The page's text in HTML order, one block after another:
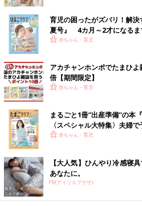
出典：Instagramアカウント「_nanami_126」
_nanami_126さんが購入したのは、たくさ
な、ミッキーのカジュアルコーデ。ミッキ
耳がついているのがとても可愛いですよね
の組み合わせなので、中に何を着ても可愛
実は上下ブラナンベアシリーズの
育児の困ったがズバリ！解
夏号』 4カ月～2才になるま
いっぱい！
赤ちゃん・育児
アカチャンホンポでたまひ
倍【期間限定】
赤ちゃん・育児
まるごと1冊“出産準備”の本
〈スペシャル大特集〉夫婦
赤ちゃん・育児
【大人気】ひんやり冷感寝
あなたに。
PR(アイリスプラザ)